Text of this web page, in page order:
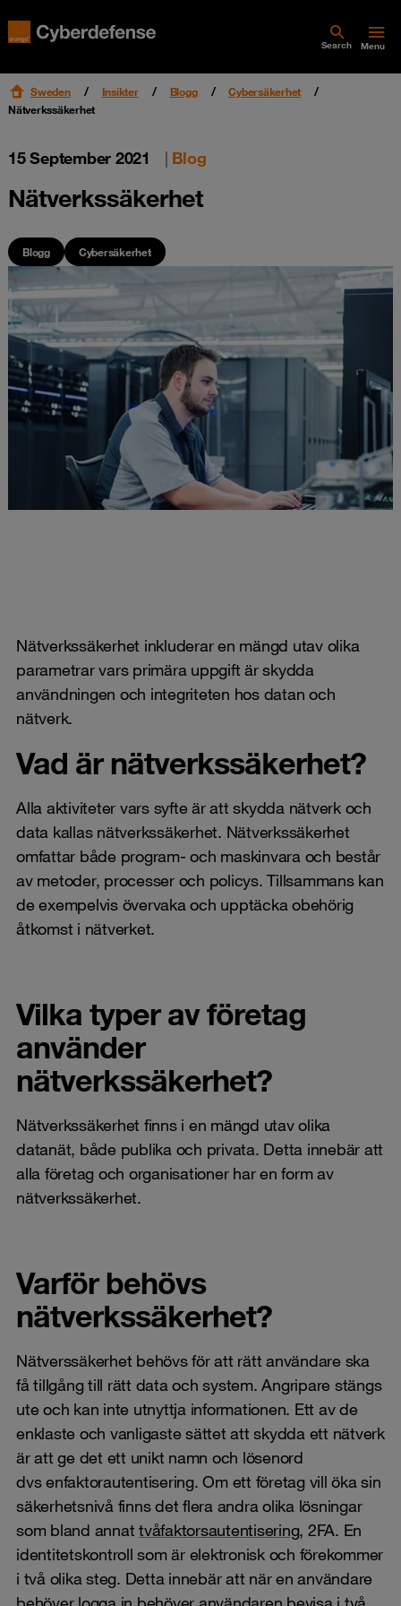
Search Menu
Sweden Insikter Blogg
Cybersäkerhet
Nätverkssäkerhet
15 September 2021 | Blog
Nätverkssäkerhet
Blogg Cybersäkerhet
Nätverkssäkerhet inkluderar en mängd utav olika
parametrar vars primära uppgift är skydda
användningen och integriteten hos datan och
nätverk.
Vad är nätverkssäkerhet?
Alla aktiviteter vars syfte är att skydda nätverk och
data kallas nätverkssäkerhet. Nätverkssäkerhet
omfattar både program- och maskinvara och består
av metoder, processer och policys. Tillsammans kan
de exempelvis övervaka och upptäcka obehörig
åtkomst i nätverket.
Vilka typer av företag
använder
nätverkssäkerhet?
Nätverkssäkerhet finns i en mängd utav olika
datanät, både publika och privata. Detta innebär att
alla företag och organisationer har en form av
nätverkssäkerhet.
Varför behövs
nätverkssäkerhet?
Nätverssäkerhet behövs för att rätt användare ska
få tillgång till rätt data och system. Angripare stängs
ute och kan inte utnyttja informationen. Ett av de
enklaste och vanligaste sättet att skydda ett nätverk
är att ge det ett unikt namn och lösenord
dvs enfaktorautentisering. Om ett företag vill öka sin
säkerhetsnivå finns det flera andra olika lösningar
som bland annat tvåfaktorsautentisering, 2FA. En
identitetskontroll som är elektronisk och förekommer
i två olika steg. Detta innebär att när en användare